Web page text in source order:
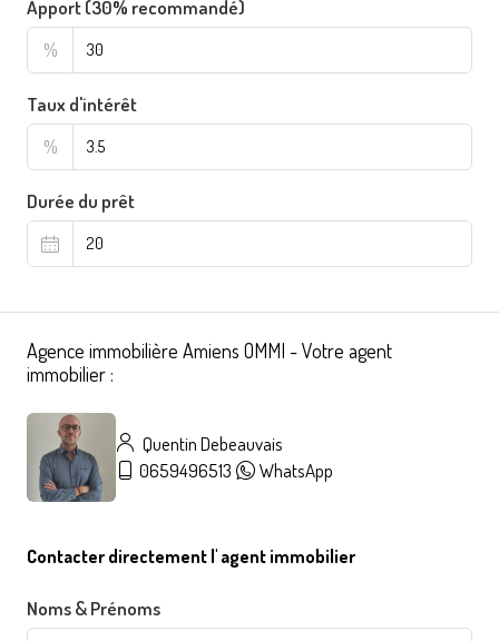
Apport (30% recommandé)
%
Taux d'intérêt
%
Durée du prêt
Agence immobilière Amiens OMMI - Votre agent
immobilier :
Quentin Debeauvais
0659496513
WhatsApp
Contacter directement l' agent immobilier
Noms & Prénoms